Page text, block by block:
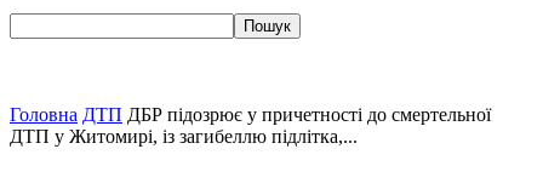
Головна ДТП ДБР підозрює у причетності до смертельної
ДТП у Житомирі, із загибеллю підлітка,...